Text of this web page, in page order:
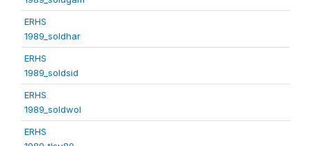
ERHS
1989_soldhar
ERHS
1989_soldsid
ERHS
1989_soldwol
ERHS